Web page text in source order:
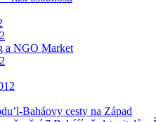
a NGO Market
Baháovy cesty na Západ